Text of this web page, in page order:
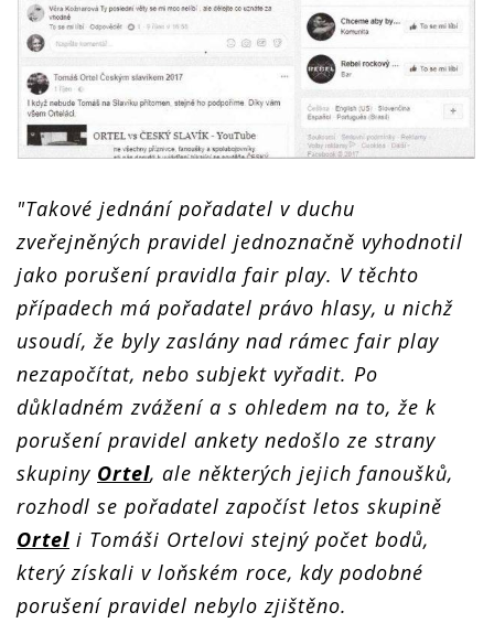
"Takové jednání pořadatel v duchu
zveřejněných pravidel jednoznačně vyhodnotil
jako porušení pravidla fair play. V těchto
případech má pořadatel právo hlasy, u nichž
usoudí, že byly zaslány nad rámec fair play
nezapočítat, nebo subjekt vyřadit. Po
důkladném zvážení a s ohledem na to, že k
porušení pravidel ankety nedošlo ze strany
skupiny Ortel, ale některých jejich fanoušků,
rozhodl se pořadatel započíst letos skupině
Ortel i Tomáši Ortelovi stejný počet bodů,
který získali v loňském roce, kdy podobné
porušení pravidel nebylo zjištěno.